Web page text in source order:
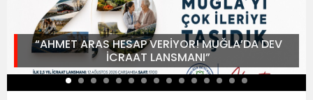
“AHMET ARAS HESAP VERİYOR! MUĞLA’DA DEV
İCRAAT LANSMANI”